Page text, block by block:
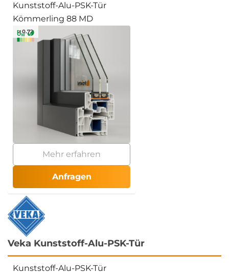
Kunststoff-Alu-PSK-Tür
Kömmerling 88 MD
≥ 0.72
Mehr erfahren
Anfragen
Veka Kunststoff-Alu-PSK-Tür
Kunststoff-Alu-PSK-Tür